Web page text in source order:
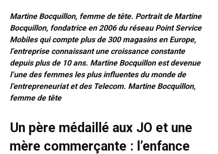
Martine Bocquillon, femme de tête. Portrait de Martine
Bocquillon, fondatrice en 2006 du réseau Point Service
Mobiles qui compte plus de 300 magasins en Europe,
l’entreprise connaissant une croissance constante
depuis plus de 10 ans. Martine Bocquillon est devenue
l’une des femmes les plus influentes du monde de
l’entrepreneuriat et des Telecom. Martine Bocquillon,
femme de tête
Un père médaillé aux JO et une
mère commerçante : l’enfance